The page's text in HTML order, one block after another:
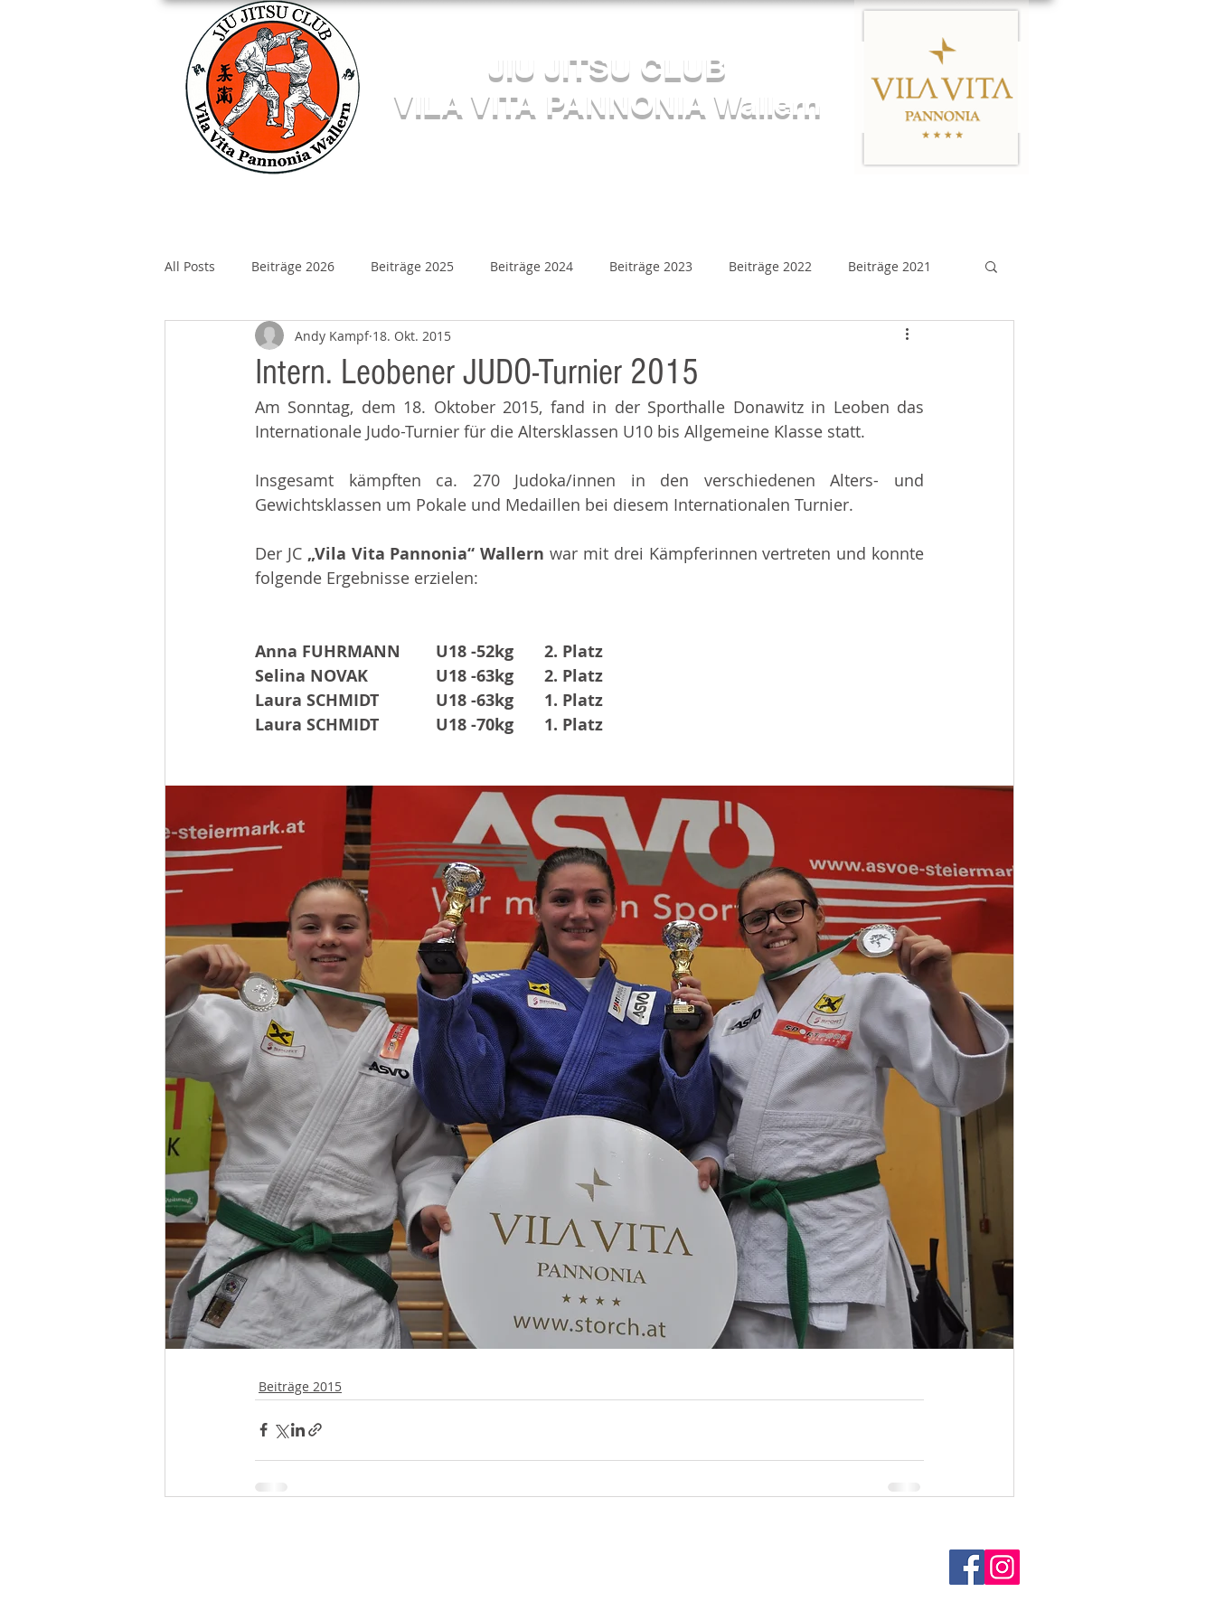
JIU JITSU CLUB
VILA VITA PANNONIA Wallern
All Posts Beiträge 2026 Beiträge 2025 Beiträge 2024 Beiträge 2023 Beiträge 2022 Beiträge 2021
Beiträge 2020 Beiträge 2019 Beiträge 2018
Beiträge 2014 Infos
Intern. Leobener JUDO-Turnier 2015
Andy Kampf 18. Okt. 2015
Am Sonntag, dem 18. Oktober 2015, fand in der Sporthalle Donawitz in Leoben das
Internationale Judo-Turnier für die Altersklassen U10 bis Allgemeine Klasse statt.
Insgesamt kämpften ca. 270 Judoka/innen in den verschiedenen Alters- und
Gewichtsklassen um Pokale und Medaillen bei diesem Internationalen Turnier.
Der JC „Vila Vita Pannonia“ Wallern war mit drei Kämpferinnen vertreten und konnte
folgende Ergebnisse erzielen:
Anna FUHRMANN U18 -52kg
2. Platz
Selina NOVAK
U18 -63kg
2. Platz
Laura SCHMIDT
U18 -63kg
1. Platz
Laura SCHMIDT
U18 -70kg 1. Platz
Beiträge 2015